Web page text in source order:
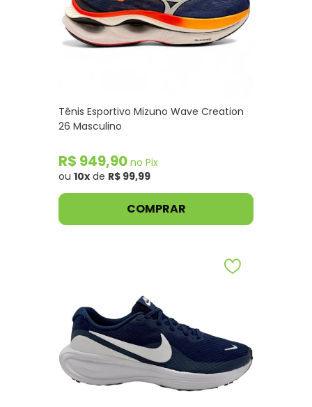
Tênis Esportivo Mizuno Wave Creation
26 Masculino
R$ 949,90 no Pix
ou 10x de R$ 99,99
COMPRAR